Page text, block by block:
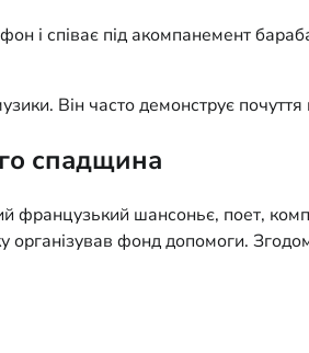
і співає під акомпанемент
Він часто демонструє почуття
спадщина
шансоньє, поет,
організував фонд допомоги.